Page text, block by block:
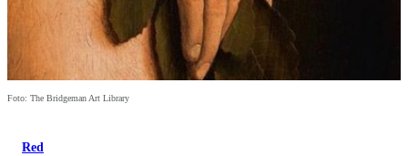
Foto: The Bridgeman Art Library
Red